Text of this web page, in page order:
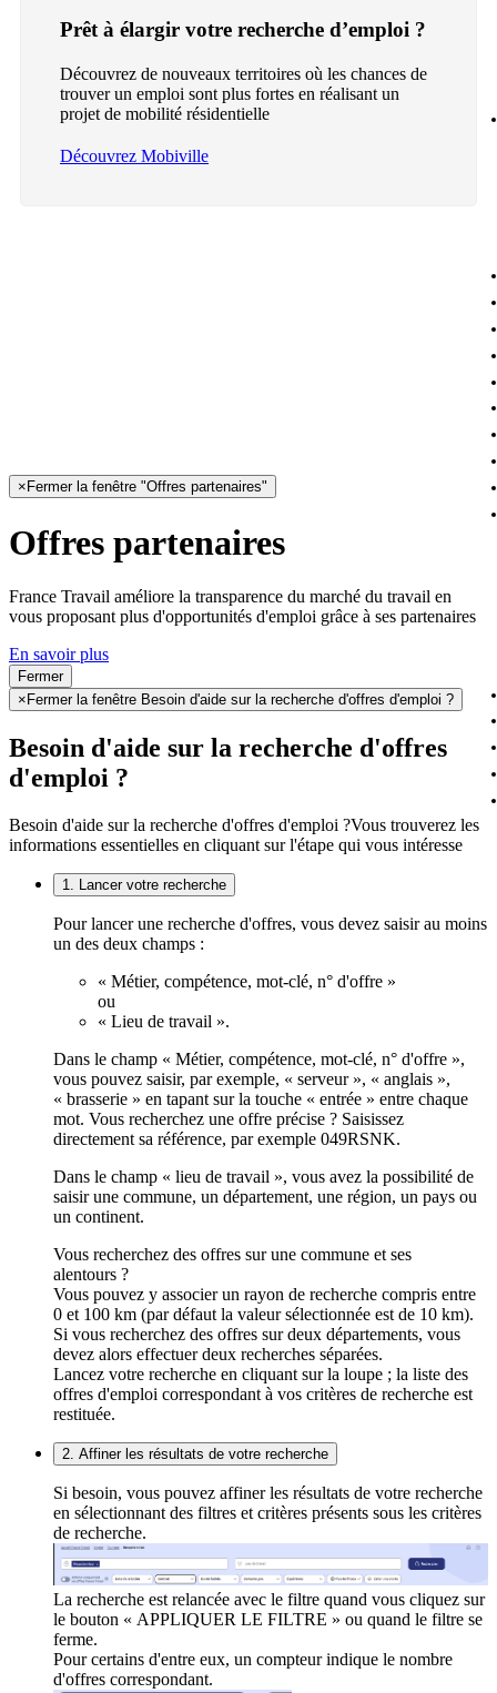
Prêt à élargir votre recherche d’emploi ?
Découvrez de nouveaux territoires où les chances de
trouver un emploi sont plus fortes en réalisant un
projet de mobilité résidentielle
Découvrez Mobiville
× Fermer la fenêtre "Offres partenaires"
Offres partenaires
France Travail améliore la transparence du marché du travail en
vous proposant plus d'opportunités d'emploi grâce à ses partenaires
En savoir plus
Fermer
× Fermer la fenêtre Besoin d'aide sur la recherche d'offres d'emploi ?
Besoin d'aide sur la recherche d'offres
d'emploi ?
Besoin d'aide sur la recherche d'offres d'emploi ?Vous trouverez les
informations essentielles en cliquant sur l'étape qui vous intéresse
1. Lancer votre recherche
Pour lancer une recherche d'offres, vous devez saisir au moins
un des deux champs :
« Métier, compétence, mot-clé, n° d'offre »
ou
« Lieu de travail ».
Dans le champ « Métier, compétence, mot-clé, n° d'offre »,
vous pouvez saisir, par exemple, « serveur », « anglais »,
« brasserie » en tapant sur la touche « entrée » entre chaque
mot. Vous recherchez une offre précise ? Saisissez
directement sa référence, par exemple 049RSNK.
Dans le champ « lieu de travail », vous avez la possibilité de
saisir une commune, un département, une région, un pays ou
un continent.
Vous recherchez des offres sur une commune et ses
alentours ?
Vous pouvez y associer un rayon de recherche compris entre
0 et 100 km (par défaut la valeur sélectionnée est de 10 km).
Si vous recherchez des offres sur deux départements, vous
devez alors effectuer deux recherches séparées.
Lancez votre recherche en cliquant sur la loupe ; la liste des
offres d'emploi correspondant à vos critères de recherche est
restituée.
2. Affiner les résultats de votre recherche
Si besoin, vous pouvez affiner les résultats de votre recherche
en sélectionnant des filtres et critères présents sous les critères
de recherche.
La recherche est relancée avec le filtre quand vous cliquez sur
le bouton « APPLIQUER LE FILTRE » ou quand le filtre se
ferme.
Pour certains d'entre eux, un compteur indique le nombre
d'offres correspondant.